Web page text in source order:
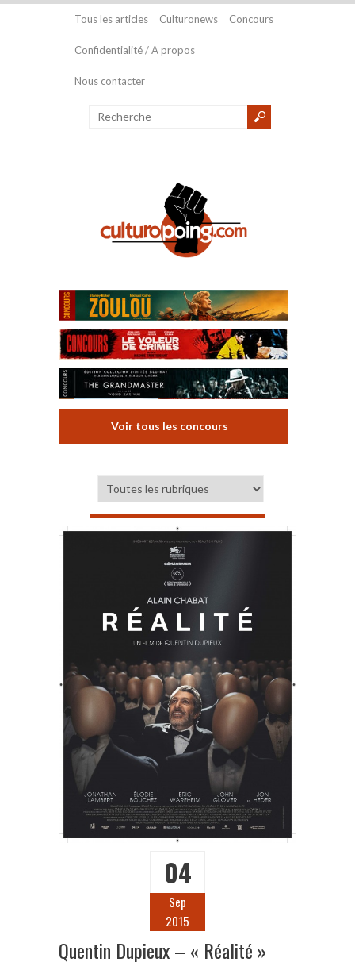
Tous les articles Culturonews Concours
Confidentialité / A propos
Nous contacter
Voir tous les concours
04
Sep
2015
Quentin Dupieux – « Réalité »